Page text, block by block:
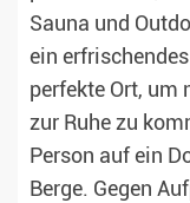
Sauna und
ein
perfekte Ort, um
zur Ruhe zu
Person auf ein
Berge. Gegen